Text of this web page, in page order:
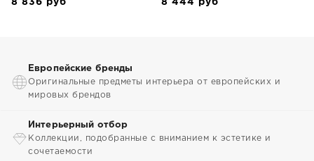
8 836 руб 8 444 руб
Европейские бренды
Оригинальные предметы интерьера от европейских и
мировых брендов
Интерьерный отбор
Коллекции, подобранные с вниманием к эстетике и
сочетаемости